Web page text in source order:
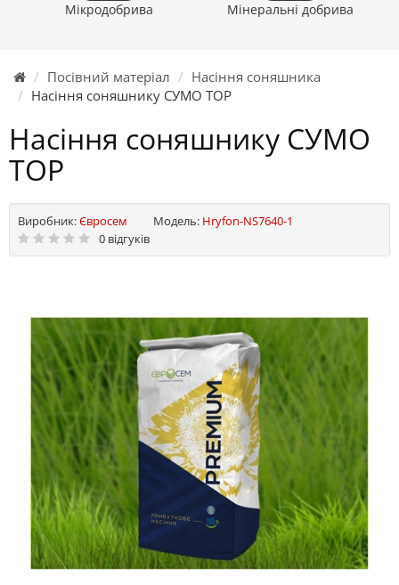
Мікродобрива Мінеральні добрива
Посівний матеріал
Насіння соняшника
Насіння соняшнику СУМО ТОР
Насіння соняшнику СУМО
ТОР
Виробник:Євросем Модель: Hryfon-NS7640-1
0 відгуків